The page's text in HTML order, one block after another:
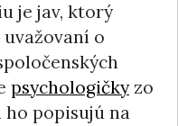
je jav, ktorý
o
psychologičkyzo
ho popisujú na